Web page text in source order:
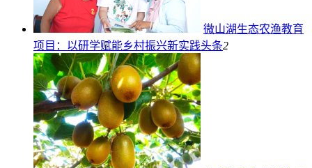
微山湖生态农渔教育
项目：以研学赋能乡村振兴新实践头条2